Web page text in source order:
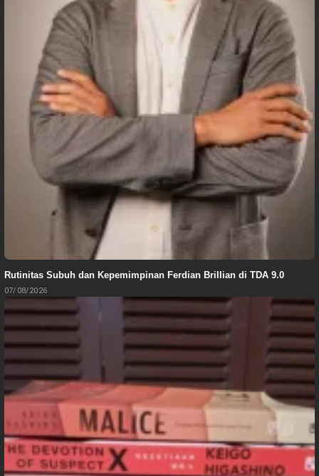
Rutinitas Subuh dan Kepemimpinan Ferdian Brillian di TDA 9.0
07/08/2026